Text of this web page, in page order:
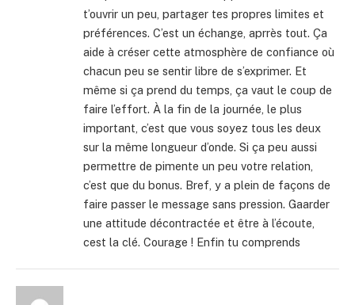
t’ouvrir un peu, partager tes propres limites et
préférences. C’est un échange, aprrès tout. Ça
aide à créser cette atmosphère de confiance où
chacun peu se sentir libre de s’exprimer. Et
même si ça prend du temps, ça vaut le coup de
faire l’effort. À la fin de la journée, le plus
important, c’est que vous soyez tous les deux
sur la même longueur d’onde. Si ça peu aussi
permettre de pimente un peu votre relation,
c’est que du bonus. Bref, y a plein de façons de
faire passer le message sans pression. Gaarder
une attitude décontractée et être à l’écoute,
cest la clé. Courage ! Enfin tu comprends